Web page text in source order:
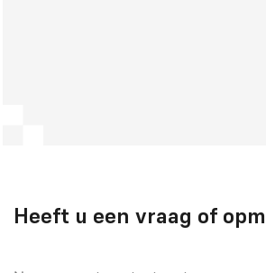
Heeft u een vraag of